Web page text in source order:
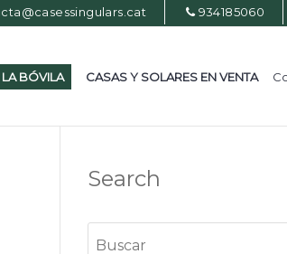
934185060
LA BÓVILA CASAS Y SOLARES EN VENTA
Search